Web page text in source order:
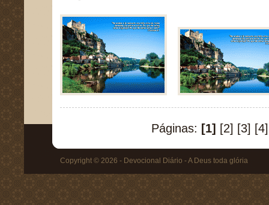
Páginas: [1] [2] [3] [4]
Copyright © 2026 - Devocional Diário - A Deus toda glória